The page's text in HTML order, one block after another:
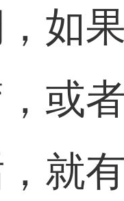
如
或
就